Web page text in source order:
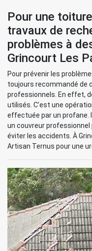
Pour une
travaux de
problèmes à
Grincourt Les
Pour prévenir les
toujours recommandé de
professionnels. En effet,
utilisés. C’est une
effectuée par un profane.
un couvreur
éviter les accidents. À
Artisan Ternus pour une